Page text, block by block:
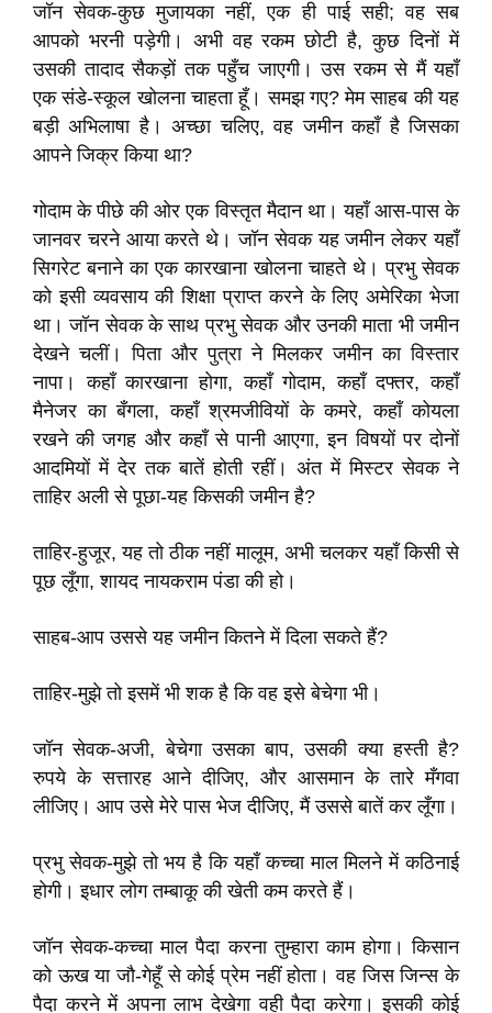
जॉन सेवक-कुछ मुजायका नहीं, एक ही पाई सही; वह सब
आपको भरनी पड़ेगी। अभी वह रकम छोटी है, कुछ दिनों में
उसकी तादाद सैकड़ों तक पहुँच जाएगी। उस रकम से मैं यहाँ
एक संडे-स्कूल खोलना चाहता हूँ। समझ गए? मेम साहब की यह
बड़ी अभिलाषा है। अच्छा चलिए, वह जमीन कहाँ है जिसका
आपने जिक्र किया था?
गोदाम के पीछे की ओर एक विस्तृत मैदान था। यहाँ आस-पास के
जानवर चरने आया करते थे। जॉन सेवक यह जमीन लेकर यहाँ
सिगरेट बनाने का एक कारखाना खोलना चाहते थे। प्रभु सेवक
को इसी व्यवसाय की शिक्षा प्राप्त करने के लिए अमेरिका भेजा
था। जॉन सेवक के साथ प्रभु सेवक और उनकी माता भी जमीन
देखने चलीं। पिता और पुत्रा ने मिलकर जमीन का विस्तार
नापा। कहाँ कारखाना होगा, कहाँ गोदाम, कहाँ दफ्तर, कहाँ
मैनेजर का बँगला, कहाँ श्रमजीवियों के कमरे, कहाँ कोयला
रखने की जगह और कहाँ से पानी आएगा, इन विषयों पर दोनों
आदमियों में देर तक बातें होती रहीं। अंत में मिस्टर सेवक ने
ताहिर अली से पूछा-यह किसकी जमीन है?
ताहिर-हुजूर, यह तो ठीक नहीं मालूम, अभी चलकर यहाँ किसी से
पूछ लूँगा, शायद नायकराम पंडा की हो।
साहब-आप उससे यह जमीन कितने में दिला सकते हैं?
ताहिर-मुझे तो इसमें भी शक है कि वह इसे बेचेगा भी।
जॉन सेवक-अजी, बेचेगा उसका बाप, उसकी क्या हस्ती है?
रुपये के सत्तारह आने दीजिए, और आसमान के तारे मँगवा
लीजिए। आप उसे मेरे पास भेज दीजिए, मैं उससे बातें कर लूँगा।
प्रभु सेवक-मुझे तो भय है कि यहाँ कच्चा माल मिलने में कठिनाई
होगी। इधार लोग तम्बाकू की खेती कम करते हैं।
जॉन सेवक-कच्चा माल पैदा करना तुम्हारा काम होगा। किसान
को ऊख या जौ-गेहूँ से कोई प्रेम नहीं होता। वह जिस जिन्स के
पैदा करने में अपना लाभ देखेगा वही पैदा करेगा। इसकी कोई